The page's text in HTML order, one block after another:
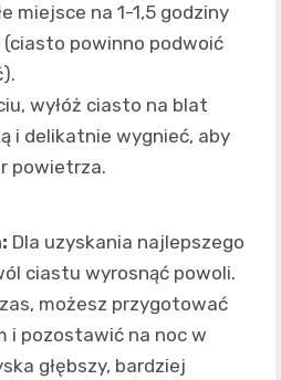
miejsce na 1-1,5 godziny
powinno podwoić
wyłóż ciasto na blat
i delikatnie wygnieć, aby
powietrza.
Dla uzyskania najlepszego
ciastu wyrosnąć powoli.
możesz przygotować
i pozostawić na noc w
głębszy, bardziej